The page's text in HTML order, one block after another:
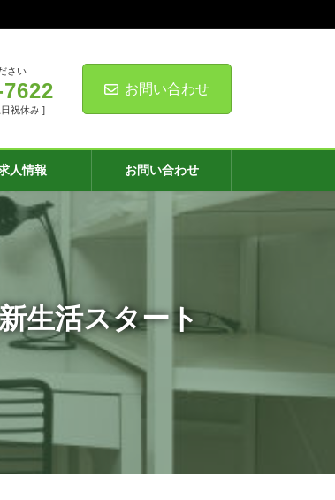
さい
祝休み ]
お問い合わせ
人情報 お問い合わせ
生活スタート